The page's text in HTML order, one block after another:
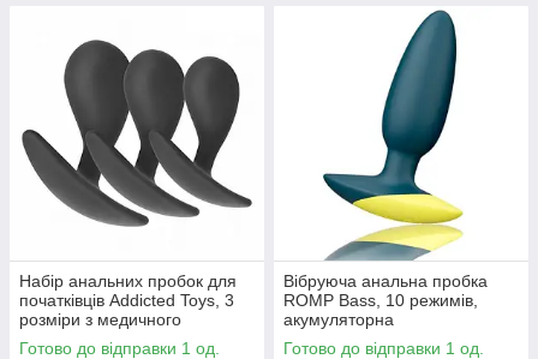
Набір анальних пробок для
початківців Addicted Toys, 3
розміри з медичного
силікону, модель 3
Готово до відправки 1 од.
Вібруюча анальна пробка
ROMP Bass, 10 режимів,
акумуляторна
Готово до відправки 1 од.